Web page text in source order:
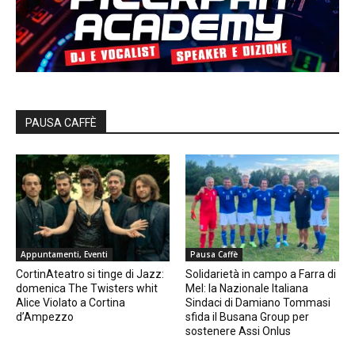
PAUSA CAFFÈ
Appuntamenti, Eventi
CortinAteatro si tinge di Jazz:
domenica The Twisters whit
Alice Violato a Cortina
d’Ampezzo
Pausa Caffè
Solidarietà in campo a Farra di
Mel: la Nazionale Italiana
Sindaci di Damiano Tommasi
sfida il Busana Group per
sostenere Assi Onlus